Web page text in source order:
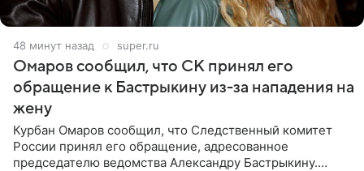
48 минут назад super.ru
Омаров сообщил, что СК принял его
обращение к Бастрыкину из-за нападения на
жену
Курбан Омаров сообщил, что Следственный комитет
России принял его обращение, адресованное
председателю ведомства Александру Бастрыкину.